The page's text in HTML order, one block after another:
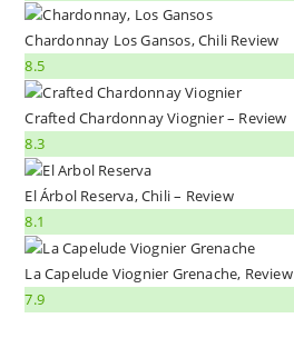
Chardonnay Los Gansos, Chili Review
8.5
Crafted Chardonnay Viognier – Review
8.3
El Árbol Reserva, Chili – Review
8.1
La Capelude Viognier Grenache, Review
7.9